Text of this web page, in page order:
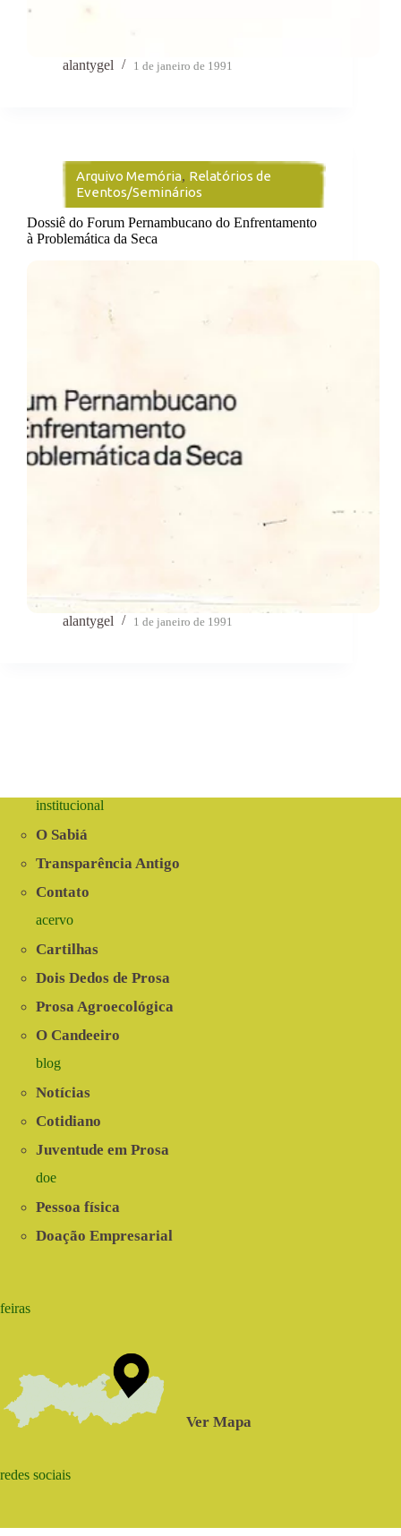
alantygel 1 de janeiro de 1991
Arquivo Memória, Relatórios de
Eventos/Seminários
Dossiê do Forum Pernambucano do Enfrentamento
à Problemática da Seca
alantygel 1 de janeiro de 1991
institucional
O Sabiá
Transparência Antigo
Contato
acervo
Cartilhas
Dois Dedos de Prosa
Prosa Agroecológica
O Candeeiro
blog
Notícias
Cotidiano
Juventude em Prosa
doe
Pessoa física
Doação Empresarial
feiras
Ver Mapa
redes sociais